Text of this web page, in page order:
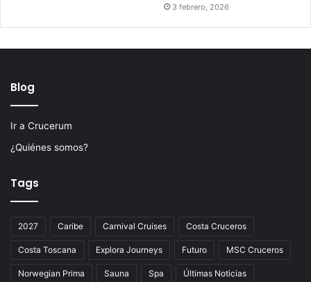
3 febrero, 2026
Blog
Ir a Crucerum
¿Quiénes somos?
Tags
2027 Caribe Carnival Cruises Costa Cruceros
Costa Toscana Explora Journeys Futuro MSC Cruceros
Norwegian Prima Sauna Spa Últimas Noticias